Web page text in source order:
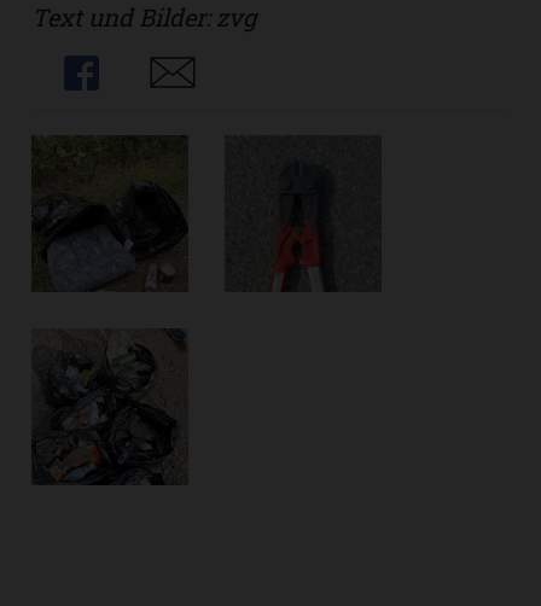
Text und Bilder: zvg
Share
Share